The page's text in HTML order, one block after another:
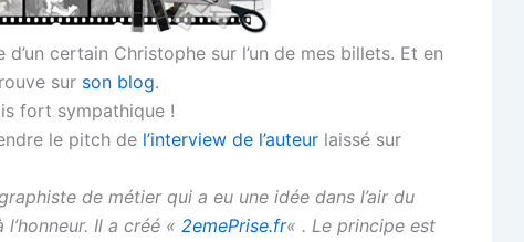
certain Christophe sur l’un de mes billets. Et en
sur son blog.
fort sympathique !
le pitch de l’interview de l’auteur laissé sur
de métier qui a eu une idée dans l’air du
Il a créé « 2emePrise.fr« . Le principe est